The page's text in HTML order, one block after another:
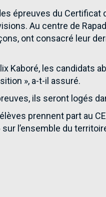
épreuves du Certificat
Au centre de
ont consacré leur
Kaboré, les candidats
», a-t-il assuré.
ils seront logés
prennent part au
l’ensemble du